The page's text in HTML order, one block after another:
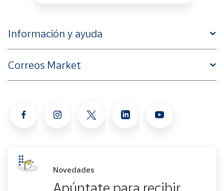
Información y ayuda
Correos Market
Novedades